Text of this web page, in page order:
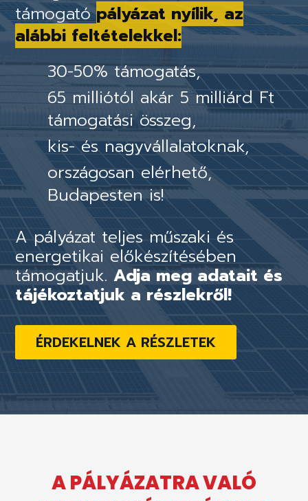
támogató pályázat nyílik, az
alábbi feltételekkel:
30-50% támogatás,
65 milliótól akár 5 milliárd Ft
támogatási összeg,
kis- és nagyvállalatoknak,
országosan elérhető,
Budapesten is!
A pályázat teljes műszaki és
energetikai előkészítésében
támogatjuk.Adja meg adatait és
tájékoztatjuk a részlekről!
ÉRDEKELNEK A RÉSZLETEK
A PÁLYÁZATRA VALÓ